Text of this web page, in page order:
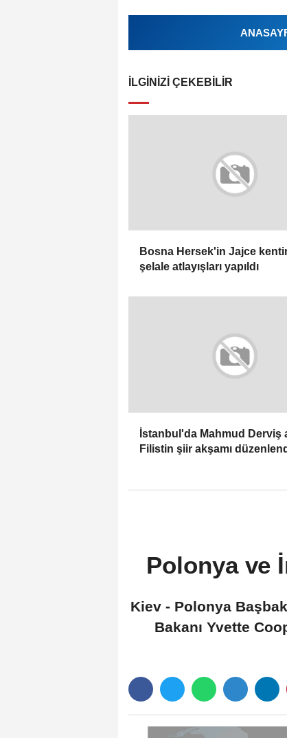
İLGINIZI ÇEKEBILIR
Bosna Hersek'in Jajce
şelale atlayışları yapıldı
İstanbul'da Mahmud Derviş
Filistin şiir akşamı
Polonya ve
Kiev - Polonya
Bakanı Yvette